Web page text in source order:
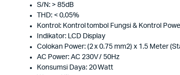
S/N: > 85dB
THD: < 0,05%
Kontrol: Kontrol tombol Fungsi & Kontrol
Indikator: LCD Display
Colokan Power: (2 x 0.75 mm2) x 1.5 Meter
AC Power: AC 230V / 50Hz
Konsumsi Daya: 20 Watt